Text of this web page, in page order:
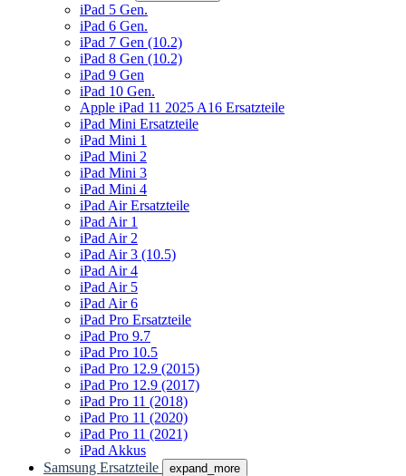
iPad 5 Gen.
iPad 6 Gen.
iPad 7 Gen (10.2)
iPad 8 Gen (10.2)
iPad 9 Gen
iPad 10 Gen.
Apple iPad 11 2025 A16 Ersatzteile
iPad Mini Ersatzteile
iPad Mini 1
iPad Mini 2
iPad Mini 3
iPad Mini 4
iPad Air Ersatzteile
iPad Air 1
iPad Air 2
iPad Air 3 (10.5)
iPad Air 4
iPad Air 5
iPad Air 6
iPad Pro Ersatzteile
iPad Pro 9.7
iPad Pro 10.5
iPad Pro 12.9 (2015)
iPad Pro 12.9 (2017)
iPad Pro 11 (2018)
iPad Pro 11 (2020)
iPad Pro 11 (2021)
iPad Akkus
Samsung Ersatzteile
expand_more